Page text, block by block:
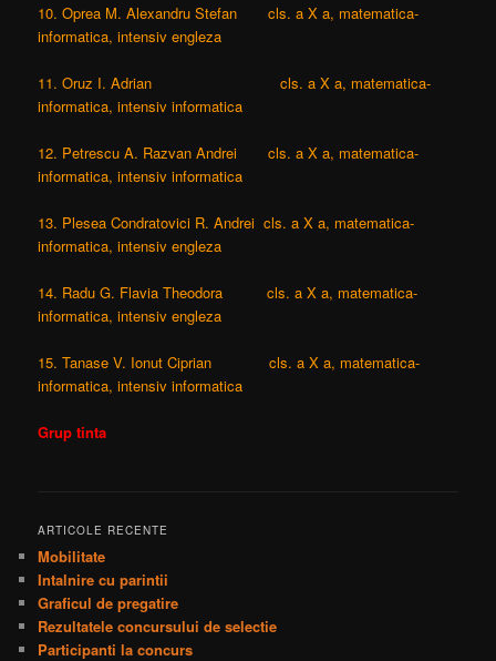
10. Oprea M. Alexandru Stefan cls. a X a, matematica-
informatica, intensiv engleza
11. Oruz I. Adrian cls. a X a, matematica-
informatica, intensiv informatica
12. Petrescu A. Razvan Andrei cls. a X a, matematica-
informatica, intensiv informatica
13. Plesea Condratovici R. Andrei cls. a X a, matematica-
informatica, intensiv engleza
14. Radu G. Flavia Theodora cls. a X a, matematica-
informatica, intensiv engleza
15. Tanase V. Ionut Ciprian cls. a X a, matematica-
informatica, intensiv informatica
Grup tinta
ARTICOLE RECENTE
Mobilitate
Intalnire cu parintii
Graficul de pregatire
Rezultatele concursului de selectie
Participanti la concurs